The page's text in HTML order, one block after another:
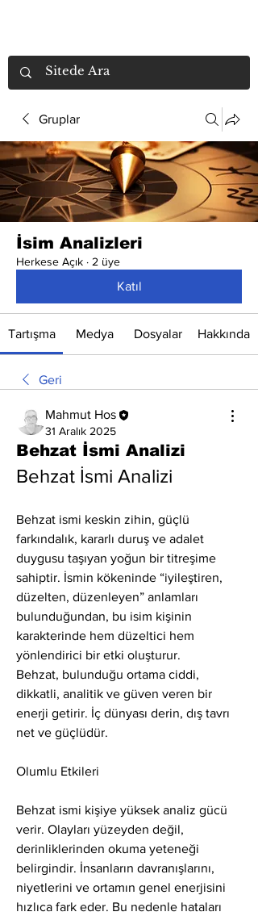
Gruplar
İsim Analizleri
Herkese Açık · 2 üye
Katıl
Tartışma Medya Dosyalar Hakkında
Geri
Mahmut Hos
31 Aralık 2025
Behzat İsmi Analizi
Behzat İsmi Analizi
Behzat ismi keskin zihin, güçlü
farkındalık, kararlı duruş ve adalet
duygusu taşıyan yoğun bir titreşime
sahiptir. İsmin kökeninde “iyileştiren,
düzelten, düzenleyen” anlamları
bulunduğundan, bu isim kişinin
karakterinde hem düzeltici hem
yönlendirici bir etki oluşturur.
Behzat, bulunduğu ortama ciddi,
dikkatli, analitik ve güven veren bir
enerji getirir. İç dünyası derin, dış tavrı
net ve güçlüdür.
Olumlu Etkileri
Behzat ismi kişiye yüksek analiz gücü
verir. Olayları yüzeyden değil,
derinliklerinden okuma yeteneği
belirgindir. İnsanların davranışlarını,
niyetlerini ve ortamın genel enerjisini
hızlıca fark eder. Bu nedenle hataları